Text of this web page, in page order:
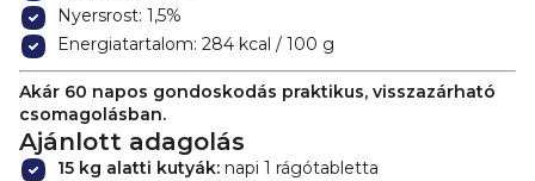
Nyersrost: 1,5%
Energiatartalom: 284 kcal / 100 g
Akár 60 napos gondoskodás praktikus, visszazárható
csomagolásban.
Ajánlott adagolás
15 kg alatti kutyák: napi 1 rágótabletta